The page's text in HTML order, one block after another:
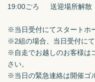
19:00ごろ　  送迎場所解散
※当日受付にてスタートホ
※2組の場合、当日受付に
※自走でお越しのお客様は
さい。
※当日の緊急連絡は開催ゴ